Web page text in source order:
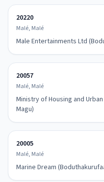
20220
Malé, Malé
Male Entertainments Ltd
20057
Malé, Malé
Ministry of Housing and
Magu)
20005
Malé, Malé
Marine Dream